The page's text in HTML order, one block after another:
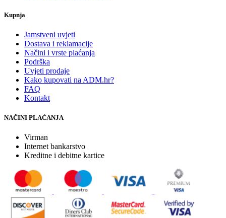
Kupnja
Jamstveni uvjeti
Dostava i reklamacije
Načini i vrste plaćanja
Podrška
Uvjeti prodaje
Kako kupovati na ADM.hr?
FAQ
Kontakt
NAČINI PLAĆANJA
Virman
Internet bankarstvo
Kreditne i debitne kartice